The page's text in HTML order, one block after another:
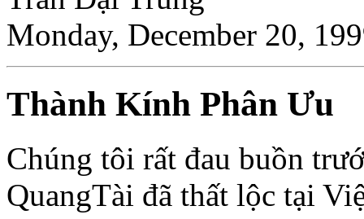
Monday, December 20,
Thành Kính Phân Ưu
Chúng tôi rất đau buồn
QuangTài đã thất lộc tại